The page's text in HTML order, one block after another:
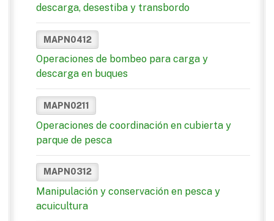
descarga, desestiba y transbordo
MAPN0412
Operaciones de bombeo para carga y
descarga en buques
MAPN0211
Operaciones de coordinación en cubierta y
parque de pesca
MAPN0312
Manipulación y conservación en pesca y
acuicultura